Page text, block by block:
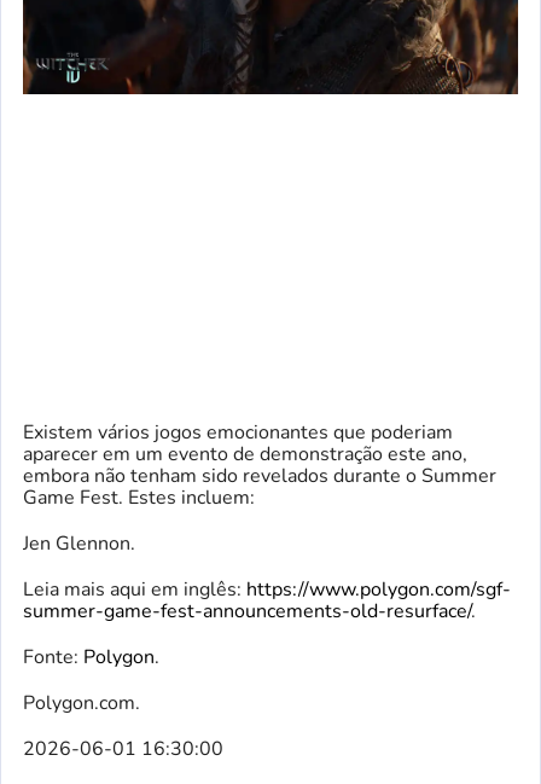
Existem vários jogos emocionantes que poderiam
aparecer em um evento de demonstração este ano,
embora não tenham sido revelados durante o Summer
Game Fest. Estes incluem:
Jen Glennon.
Leia mais aqui em inglês: https://www.polygon.com/sgf-
summer-game-fest-announcements-old-resurface/.
Fonte: Polygon.
Polygon.com.
2026-06-01 16:30:00